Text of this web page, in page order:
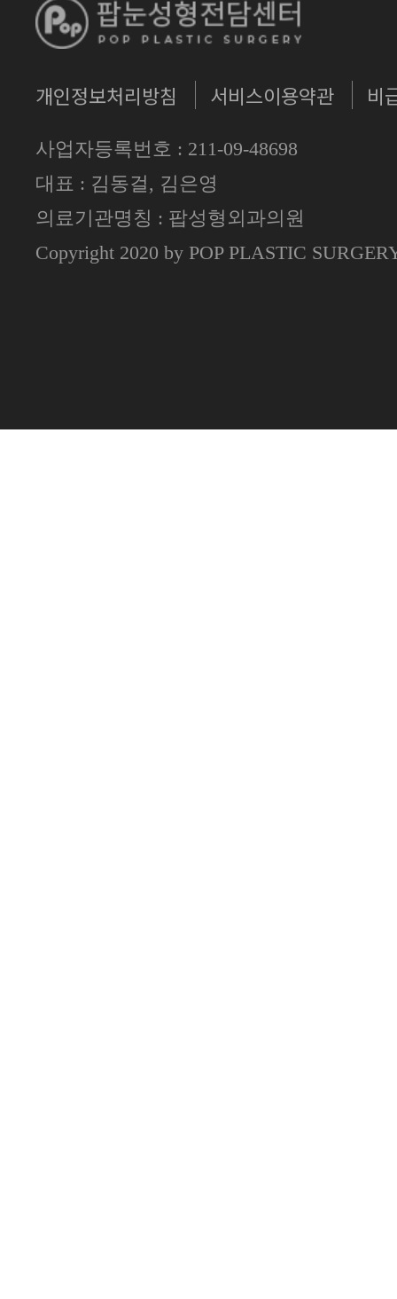
개인정보처리방침 서비스이용약관 비
사업자등록번호 : 211-09-48698
대표 : 김동걸, 김은영
의료기관명칭 : 팝성형외과의원
Copyright 2020 by POP PLASTIC